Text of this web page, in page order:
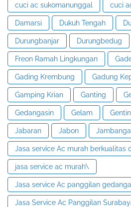
cuci ac sukomanunggal cuci
Damarsi Dukuh Tengah
Durungbanjar Durungbedug
Freon Ramah Lingkungan
Gading Krembung Gadung
Gamping Krian Ganting
Gedangasin Gelam
Jabaran Jabon
Jasa service Ac murah berkualitas
jasa service ac murah\
Jasa service Ac panggilan
Jasa Service Ac Panggilan